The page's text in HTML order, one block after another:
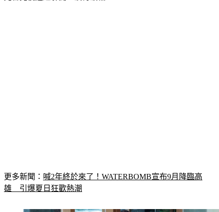
雄　引爆夏日狂歡熱潮